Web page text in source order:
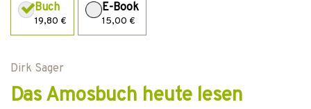
Buch
19,80 €
E-Book
15,00 €
Dirk Sager
Das Amosbuch heute lesen